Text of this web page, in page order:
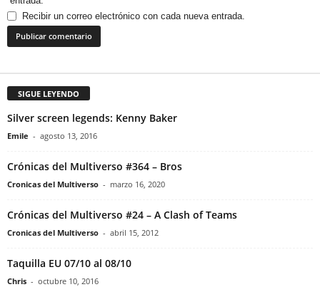
Recibir un correo electrónico con cada nueva entrada.
SIGUE LEYENDO
Silver screen legends: Kenny Baker
Emile - agosto 13, 2016
Crónicas del Multiverso #364 – Bros
Cronicas del Multiverso - marzo 16, 2020
Crónicas del Multiverso #24 – A Clash of Teams
Cronicas del Multiverso - abril 15, 2012
Taquilla EU 07/10 al 08/10
Chris - octubre 10, 2016